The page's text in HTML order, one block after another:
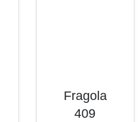
Fragola
409